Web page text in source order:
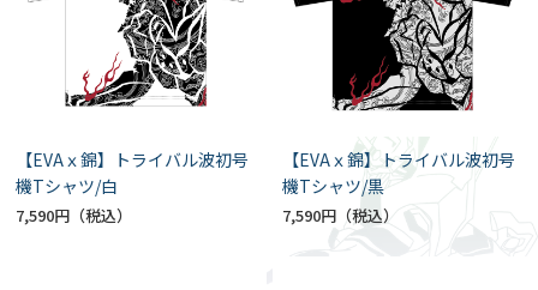
【EVAｘ錦】トライバル波初号
機Tシャツ/白
7,590円
【EVAｘ錦】トライバル波初号
機Tシャツ/黒
7,590円